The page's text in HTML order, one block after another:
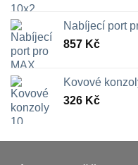
Nabíjecí port
857 Kč
Kovové
326 Kč